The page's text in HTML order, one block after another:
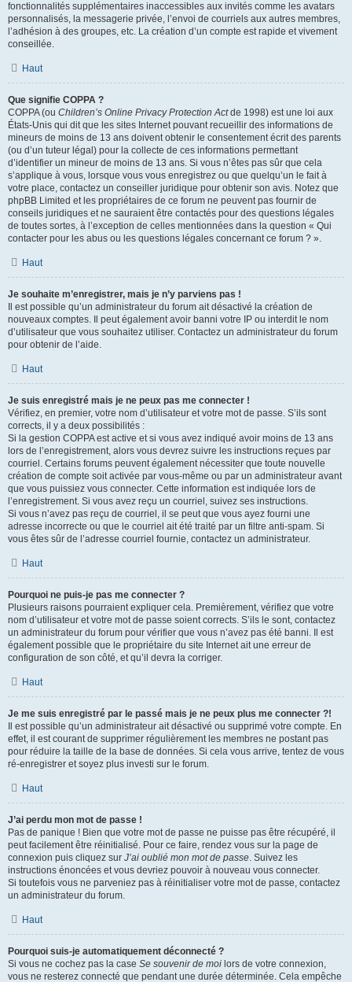
fonctionnalités supplémentaires inaccessibles aux invités comme les avatars
personnalisés, la messagerie privée, l’envoi de courriels aux autres membres,
l’adhésion à des groupes, etc. La création d’un compte est rapide et vivement
conseillée.
Haut
Que signifie COPPA ?
COPPA (ou Children’s Online Privacy Protection Actde 1998) est une loi aux
États-Unis qui dit que les sites Internet pouvant recueillir des informations de
mineurs de moins de 13 ans doivent obtenir le consentement écrit des parents
(ou d’un tuteur légal) pour la collecte de ces informations permettant
d’identifier un mineur de moins de 13 ans. Si vous n’êtes pas sûr que cela
s’applique à vous, lorsque vous vous enregistrez ou que quelqu’un le fait à
votre place, contactez un conseiller juridique pour obtenir son avis. Notez que
phpBB Limited et les propriétaires de ce forum ne peuvent pas fournir de
conseils juridiques et ne sauraient être contactés pour des questions légales
de toutes sortes, à l’exception de celles mentionnées dans la question « Qui
contacter pour les abus ou les questions légales concernant ce forum ? ».
Haut
Je souhaite m’enregistrer, mais je n’y parviens pas !
Il est possible qu’un administrateur du forum ait désactivé la création de
nouveaux comptes. Il peut également avoir banni votre IP ou interdit le nom
d’utilisateur que vous souhaitez utiliser. Contactez un administrateur du forum
pour obtenir de l’aide.
Haut
Je suis enregistré mais je ne peux pas me connecter !
Vérifiez, en premier, votre nom d’utilisateur et votre mot de passe. S’ils sont
corrects, il y a deux possibilités :
Si la gestion COPPA est active et si vous avez indiqué avoir moins de 13 ans
lors de l’enregistrement, alors vous devrez suivre les instructions reçues par
courriel. Certains forums peuvent également nécessiter que toute nouvelle
création de compte soit activée par vous-même ou par un administrateur avant
que vous puissiez vous connecter. Cette information est indiquée lors de
l’enregistrement. Si vous avez reçu un courriel, suivez ses instructions.
Si vous n’avez pas reçu de courriel, il se peut que vous ayez fourni une
adresse incorrecte ou que le courriel ait été traité par un filtre anti-spam. Si
vous êtes sûr de l’adresse courriel fournie, contactez un administrateur.
Haut
Pourquoi ne puis-je pas me connecter ?
Plusieurs raisons pourraient expliquer cela. Premièrement, vérifiez que votre
nom d’utilisateur et votre mot de passe soient corrects. S’ils le sont, contactez
un administrateur du forum pour vérifier que vous n’avez pas été banni. Il est
également possible que le propriétaire du site Internet ait une erreur de
configuration de son côté, et qu’il devra la corriger.
Haut
Je me suis enregistré par le passé mais je ne peux plus me connecter ?!
Il est possible qu’un administrateur ait désactivé ou supprimé votre compte. En
effet, il est courant de supprimer régulièrement les membres ne postant pas
pour réduire la taille de la base de données. Si cela vous arrive, tentez de vous
ré-enregistrer et soyez plus investi sur le forum.
Haut
J’ai perdu mon mot de passe !
Pas de panique ! Bien que votre mot de passe ne puisse pas être récupéré, il
peut facilement être réinitialisé. Pour ce faire, rendez vous sur la page de
connexion puis cliquez sur J’ai oublié mon mot de passe. Suivez les
instructions énoncées et vous devriez pouvoir à nouveau vous connecter.
Si toutefois vous ne parveniez pas à réinitialiser votre mot de passe, contactez
un administrateur du forum.
Haut
Pourquoi suis-je automatiquement déconnecté ?
Si vous ne cochez pas la case Se souvenir de moi lors de votre connexion,
vous ne resterez connecté que pendant une durée déterminée. Cela empêche